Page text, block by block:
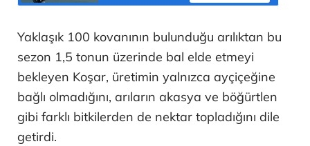
Yaklaşık 100 kovanının bulunduğu arılıktan bu
sezon 1,5 tonun üzerinde bal elde etmeyi
bekleyen Koşar, üretimin yalnızca ayçiçeğine
bağlı olmadığını, arıların akasya ve böğürtlen
gibi farklı bitkilerden de nektar topladığını dile
getirdi.